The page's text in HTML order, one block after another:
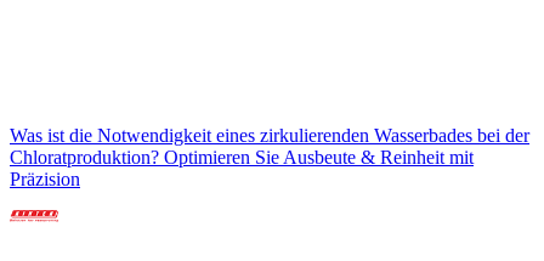
Was ist die Notwendigkeit eines zirkulierenden Wasserbades bei der
Chloratproduktion? Optimieren Sie Ausbeute & Reinheit mit
Präzision